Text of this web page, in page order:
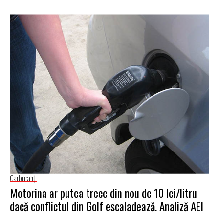
Carburanţi
Motorina ar putea trece din nou de 10 lei/litru
dacă conflictul din Golf escaladează. Analiză AEI